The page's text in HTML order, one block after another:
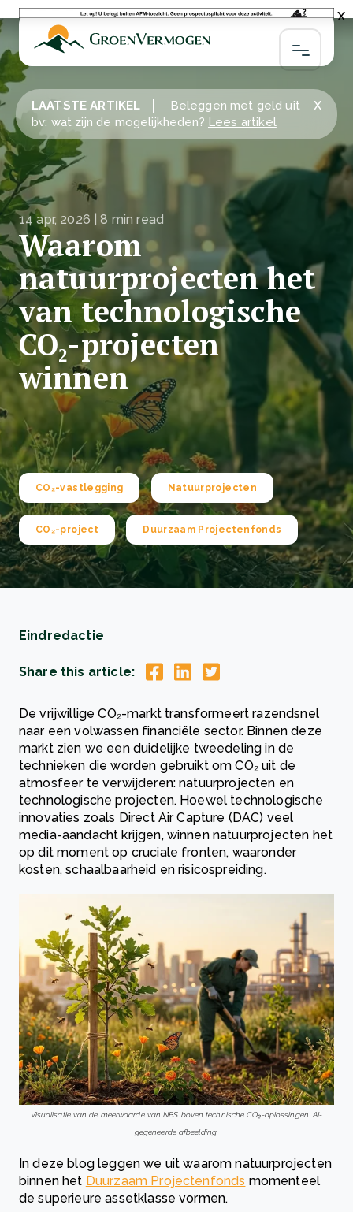
x
x
LAATSTE ARTIKEL
Beleggen met geld uit
bv: wat zijn de mogelijkheden? Lees artikel
14 apr, 2026 | 8 min read
Waarom
natuurprojecten het
van technologische
CO₂-projecten
winnen
CO₂-vastlegging Natuurprojecten
CO₂-project Duurzaam Projectenfonds
Eindredactie
Share this article:
De vrijwillige CO₂-markt transformeert razendsnel
naar een volwassen financiële sector. Binnen deze
markt zien we een duidelijke tweedeling in de
technieken die worden gebruikt om CO₂ uit de
atmosfeer te verwijderen: natuurprojecten en
technologische projecten. Hoewel technologische
innovaties zoals Direct Air Capture (DAC) veel
media-aandacht krijgen, winnen natuurprojecten het
op dit moment op cruciale fronten, waaronder
kosten, schaalbaarheid en risicospreiding.
Visualisatie van de meerwaarde van NBS boven technische CO₂-oplossingen. AI-
gegeneerde afbeelding.
In deze blog leggen we uit waarom natuurprojecten
binnen het Duurzaam Projectenfonds momenteel
de superieure assetklasse vormen.